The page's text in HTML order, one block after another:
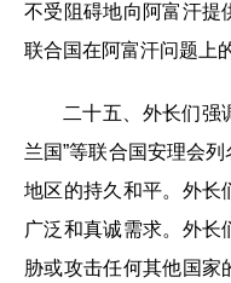
不受阻碍地向阿富汗提
联合国在阿富汗问题上
二十五、外长们强
兰国”等联合国安理会
地区的持久和平。外长
广泛和真诚需求。外长
胁或攻击任何其他国家